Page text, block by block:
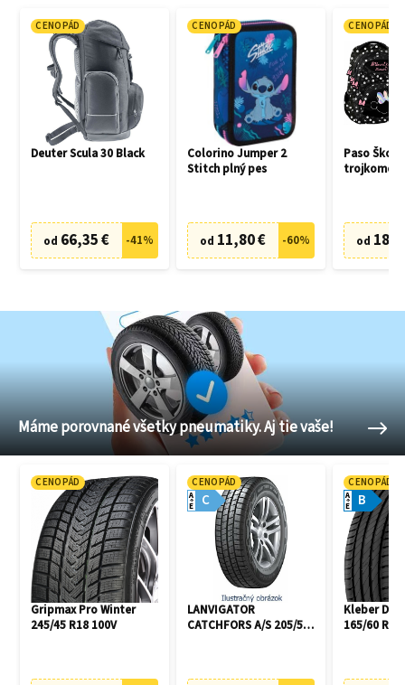
CENOPÁD
Deuter Scula 30 Black
od 66,35 € -41%
CENOPÁD
Colorino Jumper 2
Stitch plný pes
od 11,80 € -60%
CENOPÁD
Paso
od
Máme porovnané všetky pneumatiky. Aj tie vaše!
CENOPÁD
Gripmax Pro Winter
245/45 R18 100V
CENOPÁD
C
A
E
LANVIGATOR
CATCHFORS A/S 205/55
CENOPÁD
B
A
E
Kleber
165/60 R14